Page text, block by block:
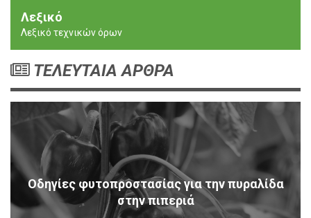
Λεξικό
Λεξικό τεχνικών όρων
ΤΕΛΕΥΤΑΙΑ ΑΡΘΡΑ
Οδηγίες φυτοπροστασίας για την πυραλίδα
στην πιπεριά